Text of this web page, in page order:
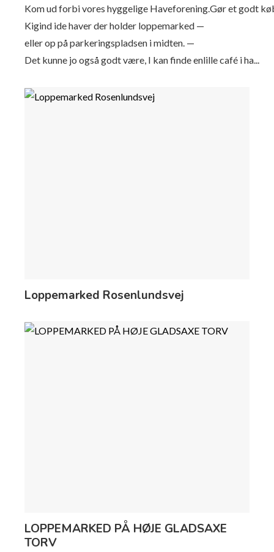
Kom ud forbi vores hyggelige Haveforening.Gør et godt
Kigind ide haver der holder loppemarked —
eller op på parkeringspladsen i midten. —
Det kunne jo også godt være, I kan finde enlille café i ha...
Loppemarked Rosenlundsvej
LOPPEMARKED PÅ HØJE GLADSAXE
TORV